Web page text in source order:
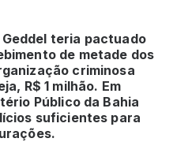
teria pactuado
de metade dos
criminosa
R$ 1 milhão. Em
Público da Bahia
suficientes para